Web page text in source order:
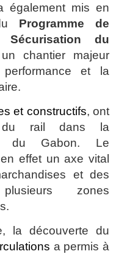
également mis en
Programme de
du
chantier majeur
et la
et constructifs, ont
du rail dans la
du Gabon. Le
effet un axe vital
et des
zones
la découverte du
a permis à